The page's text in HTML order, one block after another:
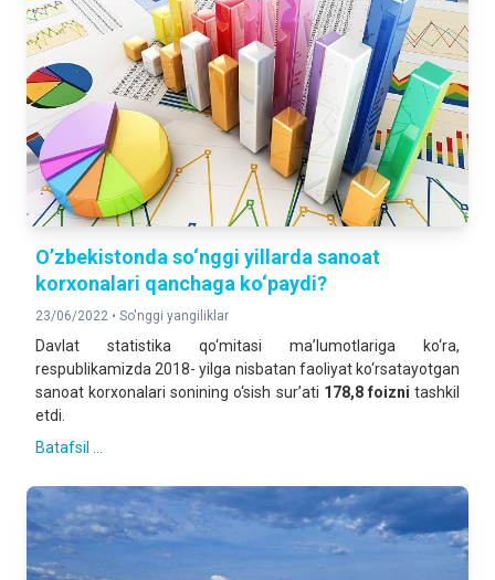
O’zbekistonda so‘nggi yillarda sanoat
korxonalari qanchaga ko‘paydi?
23/06/2022 • So'nggi yangiliklar
Davlat statistika qo‘mitasi ma’lumotlariga ko‘ra,
respublikamizda 2018- yilga nisbatan faoliyat ko‘rsatayotgan
sanoat korxonalari sonining o‘sish sur’ati 178,8 foizni tashkil
etdi.
Batafsil ...